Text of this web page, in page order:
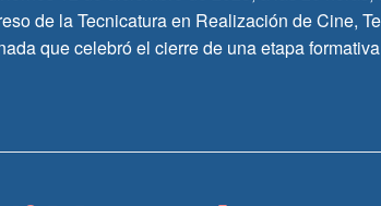
de la Tecnicatura en Realización de Cine,
que celebró el cierre de una etapa